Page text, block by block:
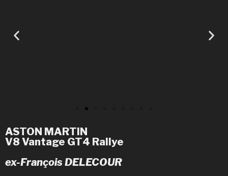
ASTON MARTIN
V8 Vantage GT4 Rallye
ex-François DELECOUR